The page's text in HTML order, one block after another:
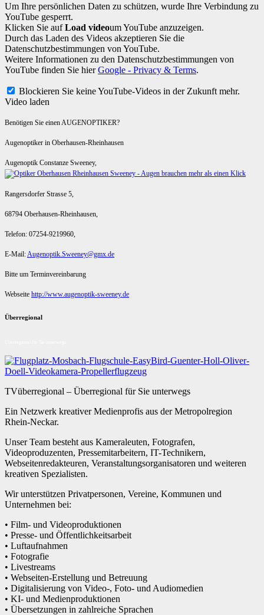
Um Ihre persönlichen Daten zu schützen, wurde Ihre Verbindung zu
YouTube gesperrt.
Klicken Sie aufLoad videoum YouTube anzuzeigen.
Durch das Laden des Videos akzeptieren Sie die
Datenschutzbestimmungen von YouTube.
Weitere Informationen zu den Datenschutzbestimmungen von
YouTube finden Sie hierGoogle - Privacy & Terms.
Blockieren Sie keine YouTube-Videos in der Zukunft mehr.
Video laden
Benötigen Sie einen AUGENOPTIKER?
Augenoptiker in Oberhausen-Rheinhausen
Augenoptik Constanze Sweeney,
Rangersdorfer Strasse 5,
68794 Oberhausen-Rheinhausen,
Telefon: 07254-9219960,
E-Mail:Augenoptik.Sweeney@gmx.de
Bitte um Terminvereinbarung
Webseite http://www.augenoptik-sweeney.de
Überregional
TVüberregional – Überregional für Sie unterwegs
Ein Netzwerk kreativer Medienprofis aus der Metropolregion
Rhein-Neckar.
Unser Team besteht aus Kameraleuten, Fotografen,
Videoproduzenten, Pressemitarbeitern, IT-Technikern,
Webseitenredakteuren, Veranstaltungsorganisatoren und weiteren
kreativen Spezialisten.
Wir unterstützen Privatpersonen, Vereine, Kommunen und
Unternehmen bei:
• Film- und Videoproduktionen
• Presse- und Öffentlichkeitsarbeit
• Luftaufnahmen
• Fotografie
• Livestreams
• Webseiten-Erstellung und Betreuung
• Digitalisierung von Video-, Foto- und Audiomedien
• KI- und Medienproduktionen
• Übersetzungen in zahlreiche Sprachen